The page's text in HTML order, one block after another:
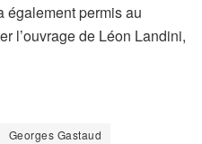
également permis au
l’ouvrage de Léon Landini,
Georges Gastaud